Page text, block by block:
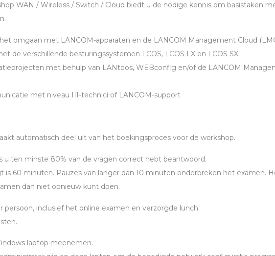
WAN / Wireless / Switch / Cloud biedt u de nodige kennis om basistaken
omgaan met LANCOM-apparaten en de LANCOM Management Cloud (
de verschillende besturingssystemen LCOS, LCOS LX en LCOS SX
met behulp van LANtoos, WEBconfig en/of de LANCOM
met niveau III-technici of LANCOM-support
automatisch deel uit van het boekingsproces voor de workshop.
u ten minste 80% van de vragen correct hebt beantwoord.
is 60 minuten. Pauzes van langer dan 10 minuten onderbreken het examen.
dan niet opnieuw kunt doen.
persoon, inclusief het online examen en verzorgde lunch.
laptop meenemen.